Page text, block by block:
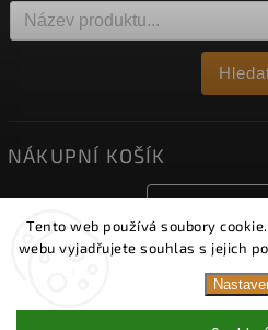
Tento web používá soubory
webu vyjadřujete souhlas s jejich
NÁKUPNÍ KOŠÍK
Obklady Viko.
Upravit